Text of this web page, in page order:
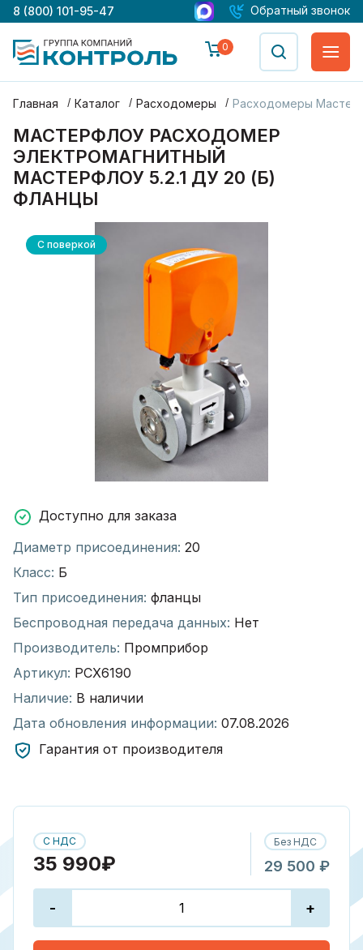
8 (800) 101-95-47 Обратный звонок
0
Главная Каталог Расходомеры Расходомеры
МАСТЕРФЛОУ РАСХОДОМЕР
ЭЛЕКТРОМАГНИТНЫЙ
МАСТЕРФЛОУ 5.2.1 ДУ 20 (Б)
ФЛАНЦЫ
С поверкой
Доступно для заказа
Диаметр присоединения: 20
Класс: Б
Тип присоединения: фланцы
Беспроводная передача данных: Нет
Производитель: Промприбор
Артикул: РСХ6190
Наличие: В наличии
Дата обновления информации: 07.08.2026
Гарантия от производителя
С НДС
35 990₽
Без НДС
29 500 ₽
- +